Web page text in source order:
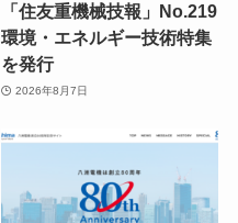
「住友重機械技報」No.219
環境・エネルギー技術特集
を発行
2026年8月7日